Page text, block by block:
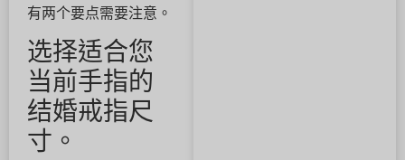
有两个要点需要注意。
选择适合您
当前手指的
结婚戒指尺
寸。